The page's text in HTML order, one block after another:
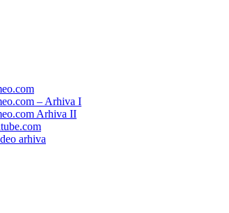
– Arhiva I
Arhiva II
arhiva